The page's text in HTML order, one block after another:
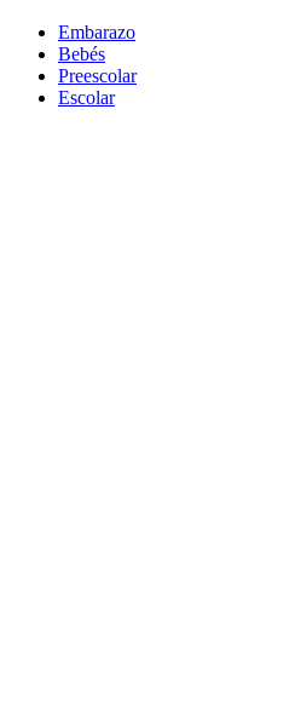
Embarazo
Bebés
Preescolar
Escolar